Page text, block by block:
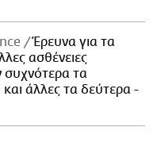
Έρευνα για τα
ασθένειες
συχνότερα τα
άλλες τα δεύτερα -